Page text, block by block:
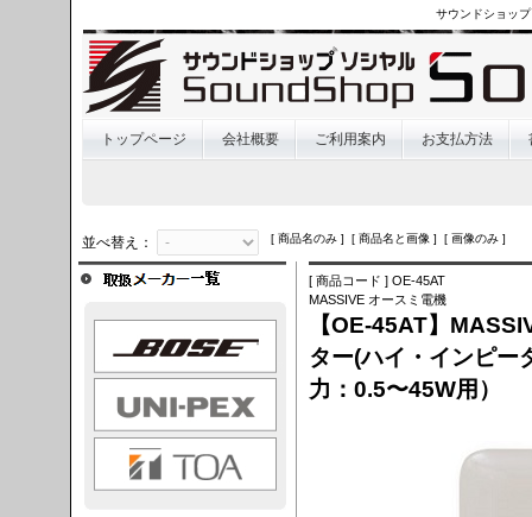
サウンドショッ
トップページ 会社概要 ご利用案内 お支払方法
並べ替え： [ 商品名のみ ] [ 商品名と画像 ] [ 画像のみ ]
[ 商品コード ] OE-45AT
MASSIVE オースミ電機
【OE-45AT】
ター(ハイ・インピー
力：0.5〜45W用）